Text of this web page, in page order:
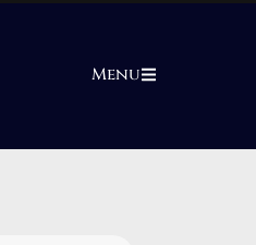
Menu